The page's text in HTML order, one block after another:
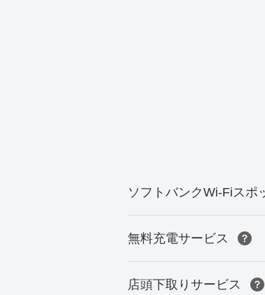
ソフトバンクWi-Fiスポ
無料充電サービス
店頭下取りサービス